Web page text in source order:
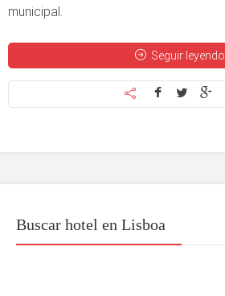
municipal.
Seguir leyendo
Buscar hotel en Lisboa